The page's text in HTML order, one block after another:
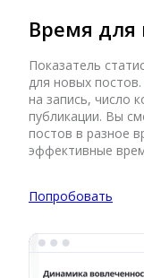
Время для
Показатель
для новых
на запись, число
публикации. Вы
постов в разное
эффективные
Попробовать